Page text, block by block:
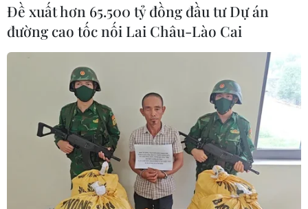
Đề xuất hơn 65.500 tỷ đồng đầu tư Dự án
đường cao tốc nối Lai Châu-Lào Cai